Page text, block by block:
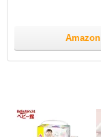
Amazon